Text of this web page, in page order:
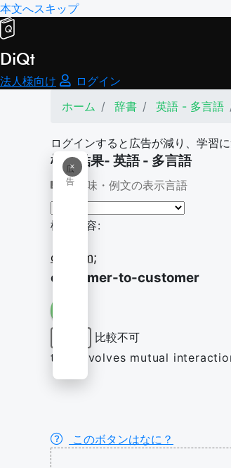
本文へスキップ
DiQt
法人様向け
ログイン
ホーム
辞書 英語 - 多言語
ログインすると広告が減り、学習に
×
広
告
検索結果- 英語 - 多言語
意味・例文の表示言語
検索内容:
custom;
customer-to-customer
比較不可
that involves mutual
このボタンはなに？